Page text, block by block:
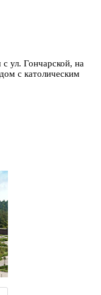
с ул. Гончарской, на
с католическим